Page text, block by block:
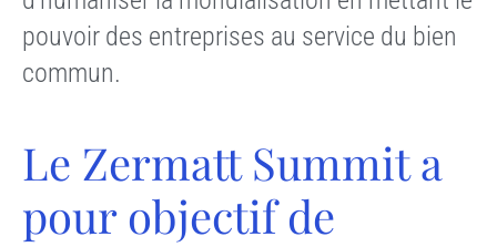
pouvoir des entreprises au service du bien
commun.
Le Zermatt Summit a
pour objectif de